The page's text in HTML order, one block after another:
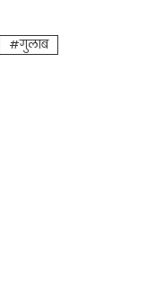
गुलाब